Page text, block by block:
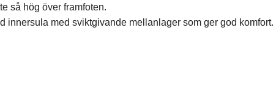
så hög över framfoten.
innersula med sviktgivande mellanlager som ger god komfort.